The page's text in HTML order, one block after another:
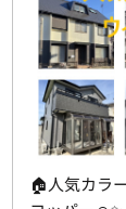
🏠人気カラ